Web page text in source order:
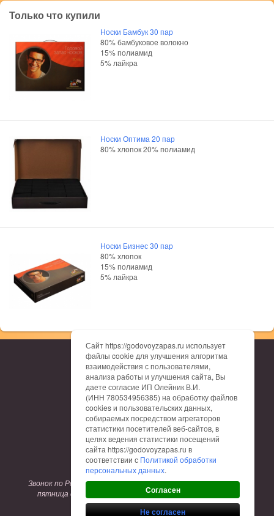
Только что купили
Носки Бамбук 30 пар
80% бамбуковое волокно
15% полиамид
5% лайкра
Носки Оптима 20 пар
80% хлопок 20% полиамид
Носки Бизнес 30 пар
80% хлопок
15% полиамид
5% лайкра
О нас
Каталог
Доставка
Оплата
Гарантия
Отзывы
Контакты
Таблица размеров
8 (800) 775-12-62
Звонок по России бесплатный. Режим работы: понедельник-
пятница с 9:00 до 17:00. Заказы на сайте принимаются
круглосуточно.
Сайт https://godovoyzapas.ru использует
файлы cookie для улучшения алгоритма
взаимодействия с пользователями,
анализа работы и улучшения сайта, Вы
даете согласие ИП Олейник В.И.
(ИНН 780534956385) на обработку файлов
cookies и пользовательских данных,
собираемых посредством агрегаторов
статистики посетителей веб-сайтов, в
целях ведения статистики посещений
сайта https://godovoyzapas.ru в
соответствии с Политикой обработки
персональных данных.
Согласен
Не согласен